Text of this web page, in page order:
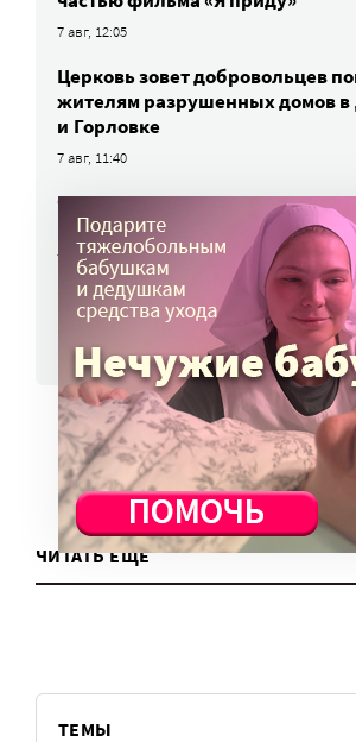
7 авг, 12:05
Церковь зовет добровольцев
жителям разрушенных домов в
и Горловке
7 авг, 11:40
Фонд «Наш Норильск» начал
на поддержку социальных
7 авг, 11:30
ВСЕ НОВОСТИ
ЧИТАТЬ ЕЩЕ
ТЕМЫ